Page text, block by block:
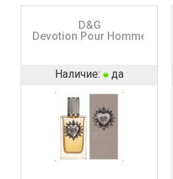
D&G
Devotion Pour Homme
Наличие: да